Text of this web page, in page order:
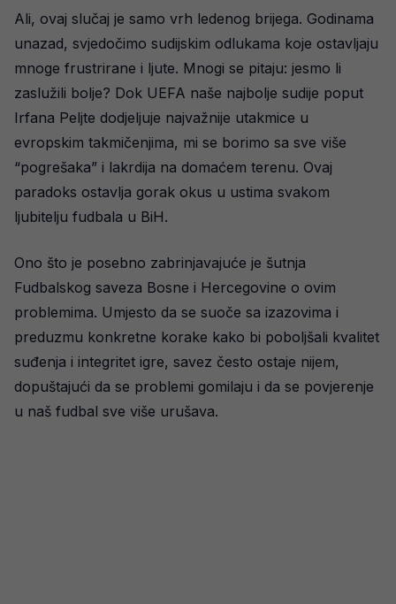
Ali, ovaj slučaj je samo vrh ledenog brijega. Godinama
unazad, svjedočimo sudijskim odlukama koje ostavljaju
mnoge frustrirane i ljute. Mnogi se pitaju: jesmo li
zaslužili bolje? Dok UEFA naše najbolje sudije poput
Irfana Peljte dodjeljuje najvažnije utakmice u
evropskim takmičenjima, mi se borimo sa sve više
“pogrešaka” i lakrdija na domaćem terenu. Ovaj
paradoks ostavlja gorak okus u ustima svakom
ljubitelju fudbala u BiH.
Ono što je posebno zabrinjavajuće je šutnja
Fudbalskog saveza Bosne i Hercegovine o ovim
problemima. Umjesto da se suoče sa izazovima i
preduzmu konkretne korake kako bi poboljšali kvalitet
suđenja i integritet igre, savez često ostaje nijem,
dopuštajući da se problemi gomilaju i da se povjerenje
u naš fudbal sve više urušava.